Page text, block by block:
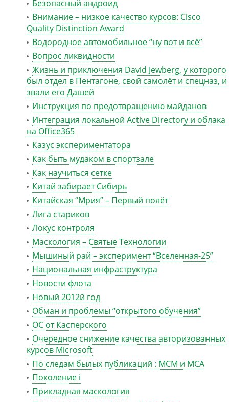
Безопасный андроид
Внимание – низкое качество курсов: Cisco
Quality Distinction Award
Водородное автомобильное “ну вот и всё”
Вопрос ликвидности
Жизнь и приключения David Jewberg, у которого
был отдел в Пентагоне, свой самолёт и спецназ, и
звали его Дашей
Инструкция по предотвращению майданов
Интеграция локальной Active Directory и облака
на Office365
Казус экспериментатора
Как быть мудаком в спортзале
Как научиться сетке
Китай забирает Сибирь
Китайская “Мрия” – Первый полёт
Лига стариков
Локус контроля
Маскология – Святые Технологии
Мышиный рай – эксперимент “Вселенная-25”
Национальная инфраструктура
Новости флота
Новый 2012й год
Обман и проблемы “открытого обучения”
ОС от Касперского
Очередное снижение качества авторизованных
курсов Microsoft
По следам былых публикаций : MCM и MCA
Поколение i
Прикладная маскология